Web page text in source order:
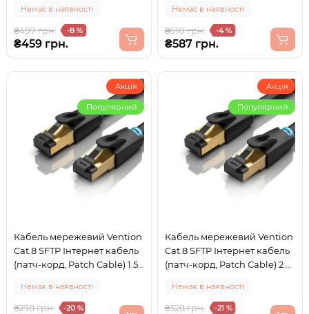
Немає в наявності
₴497 грн. -8 %
₴459 грн.
Немає в наявності
₴610 грн. -4 %
₴587 грн.
Акція
Популярний
Кабель мережевий Vention
Cat.8 SFTP Інтернет кабель
(патч-корд, Patch Cable) 1.5
Немає в наявності
₴298 грн. -20 %
Акція
Популярний
Кабель мережевий Vention
Cat.8 SFTP Інтернет кабель
(патч-корд, Patch Cable) 2 м
Немає в наявності
₴328 грн. -21 %